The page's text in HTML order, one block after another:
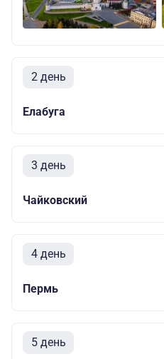
2 день
Елабуга
3 день
Чайковский
4 день
Пермь
5 день